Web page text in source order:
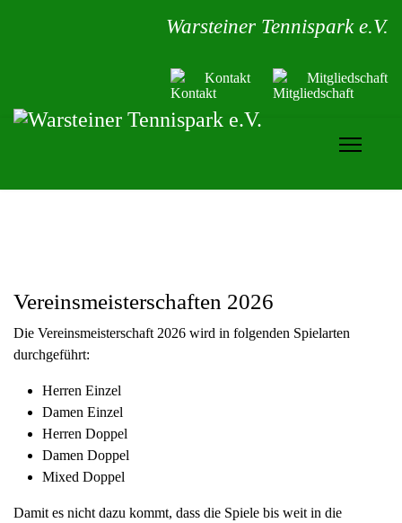
Warsteiner Tennispark e.V.
Kontakt Mitgliedschaft
Vereinsmeisterschaften 2026
Die Vereinsmeisterschaft 2026 wird in folgenden Spielarten
durchgeführt:
Herren Einzel
Damen Einzel
Herren Doppel
Damen Doppel
Mixed Doppel
Damit es nicht dazu kommt, dass die Spiele bis weit in die